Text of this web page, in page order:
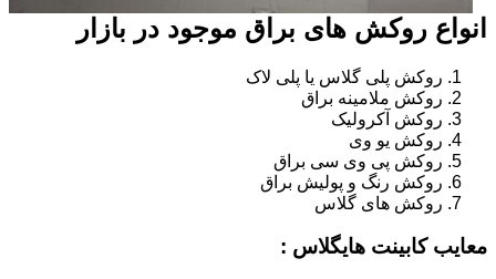
انواع روکش های براق موجود در بازار
روکش پلی گلاس یا پلی لاک
روکش ملامینه براق
روکش آکرولیک
روکش یو وی
روکش پی وی سی براق
روکش رنگ و پولیش براق
روکش های گلاس
معایب کابینت هایگلاس :